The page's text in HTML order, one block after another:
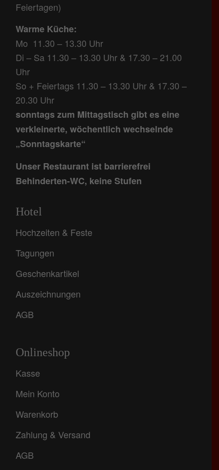
Feiertagen)
Warme Küche:
Mo 11.30 – 13.30 Uhr
Di – Sa 11.30 – 13.30 Uhr & 17.30 – 21.00
Uhr
So + Feiertags 11.30 – 13.30 Uhr & 17.30 –
20.30 Uhr
sonntags zum Mittagstisch gibt es eine
verkleinerte, wöchentlich wechselnde
„Sonntagskarte“
Unser Restaurant ist barrierefrei
Behinderten-WC, keine Stufen
Hotel
Hochzeiten & Feste
Tagungen
Geschenkartikel
Auszeichnungen
AGB
Onlineshop
Kasse
Mein Konto
Warenkorb
Zahlung & Versand
AGB